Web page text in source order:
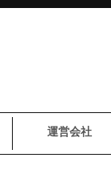
運営会社